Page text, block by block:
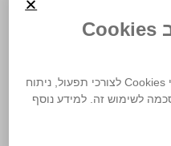
האתר עושה שימוש ב Cookies
לידיעתך, אתר זה עושה שימוש בקבצי Cookies לצורכי תפעול, ניתוח
לשימוש זה. למידע נוסף